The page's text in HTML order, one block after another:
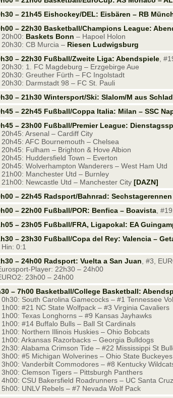
– 21h45 Eishockey/DEL: Eisbären – RB
– 22h30 Basketball/Champions League:
Baskets Bonn – Hapoel Holon
CB Murcia – Riesen Ludwigsburg
– 22h30 Fußball/Zweite Liga: Abendspiele ,
1. FC Magdeburg – Erzgebirge Aue
Greuther Fürth – FC Ingolstadt
Darmstadt 98 – FC St. Pauli
– 21h30 Wintersport/Ski: Slalom/M aus
– 22h45 Fußball/Coppa Italia: Milan – SSC
– 23h00 Fußball/Premier League:
Arsenal – Cardiff City
AFC Bournemouth – Chelsea
Fulham – Brighton & Hove Albion
Huddersfield Town – Everton
Wolverhampton Wanderers – West Ham Utd
Manchester Utd – Burnley
Newcastle Utd – Manchester City[DAZN]
– 22h45 Radsport/Bahnrad:
– 22h00 Fußball/POR: Benfica – Boavista ,
– 23h05 Fußball/FRA, Ligapokal: EA
– 23h30 Fußball/Copa del Rey: Valencia –
0:1
– 24h00 Radsport: Vuelta a San Juan , #3,
Player: 22h30 – 24h00
23h00 – 24h00
– 7h00 Basketball/College Basketball:
South Carolina Gamecocks – #1 Tennessee
#21 NC State Wolfpack – #3 Virginia Cavaliers
Texas Longhorns – #9 Kansas Jayhawks
#14 Buffalo Bulls – Ball St Cardinals
Northern Illinois Huskies – Ohio Bobcats
Arkansas Razorbacks – Georgia Bulldogs
Alabama Crimson Tide – #22 Mississippi St
#5 Michigan Wolverines – Ohio State Buckeyes
Vanderbilt Commodores – #8 Kentucky
Clemson Tigers – Pittsburgh Panthers
CSU Bakersfield Roadrunners – UC Santa
UNLV Rebels – #7 Nevada Wolf Pack